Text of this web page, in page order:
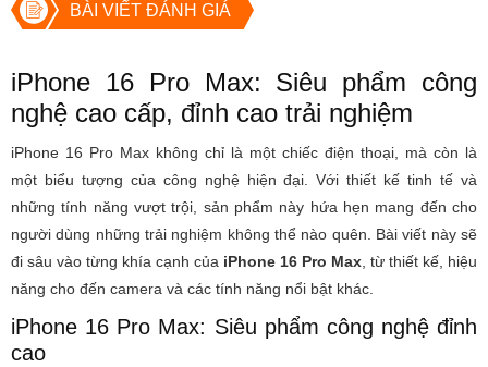
BÀI VIẾT ĐÁNH GIÁ
iPhone 16 Pro Max: Siêu phẩm công
nghệ cao cấp, đỉnh cao trải nghiệm
iPhone 16 Pro Max không chỉ là một chiếc điện thoại, mà còn là
một biểu tượng của công nghệ hiện đại. Với thiết kế tinh tế và
những tính năng vượt trội, sản phẩm này hứa hẹn mang đến cho
người dùng những trải nghiệm không thể nào quên. Bài viết này sẽ
đi sâu vào từng khía cạnh của iPhone 16 Pro Max, từ thiết kế, hiệu
năng cho đến camera và các tính năng nổi bật khác.
iPhone 16 Pro Max: Siêu phẩm công nghệ đỉnh
cao